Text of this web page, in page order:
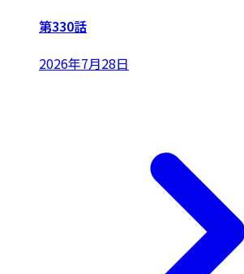
第330話
2026年7月28日